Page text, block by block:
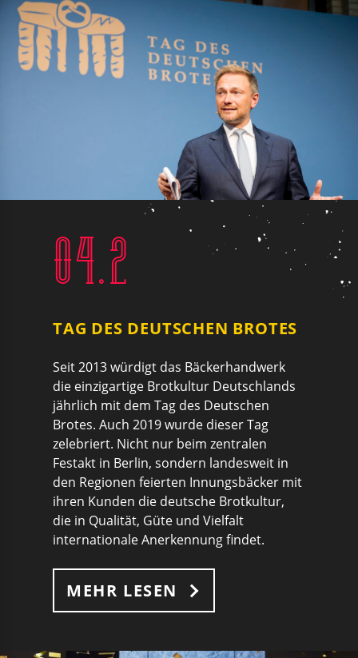
04.2
TAG DES DEUTSCHEN BROTES
Seit 2013 würdigt das Bäckerhandwerk
die einzigartige Brotkultur Deutschlands
jährlich mit dem Tag des Deutschen
Brotes. Auch 2019 wurde dieser Tag
zelebriert. Nicht nur beim zentralen
Festakt in Berlin, sondern landesweit in
den Regionen feierten Innungsbäcker mit
ihren Kunden die deutsche Brotkultur,
die in Qualität, Güte und Vielfalt
internationale Anerkennung findet.
MEHR LESEN